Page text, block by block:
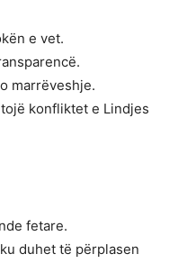
e vet.
marrëveshje.
konfliktet e Lindjes
fetare.
duhet të përplasen